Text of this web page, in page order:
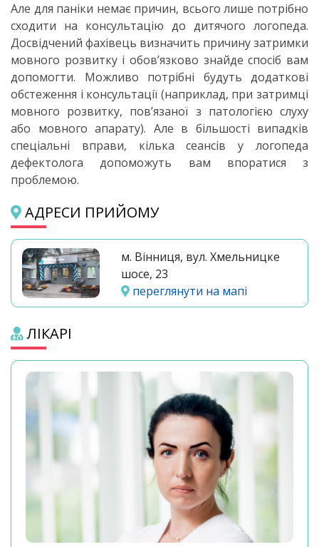
Але для паніки немає причин, всього лише потрібно
сходити на консультацію до дитячого логопеда.
Досвідчений фахівець визначить причину затримки
мовного розвитку і обов’язково знайде спосіб вам
допомогти. Можливо потрібні будуть додаткові
обстеження і консультації (наприклад, при затримці
мовного розвитку, пов’язаної з патологією слуху
або мовного апарату). Але в більшості випадків
спеціальні вправи, кілька сеансів у логопеда
дефектолога допоможуть вам впоратися з
проблемою.
АДРЕСИ ПРИЙОМУ
м. Вінниця, вул. Хмельницке
шосе, 23
переглянути на мапі
ЛІКАРІ